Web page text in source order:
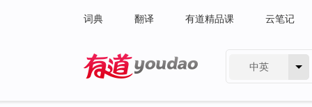
词典 翻译 有道精品课 云笔记
中英